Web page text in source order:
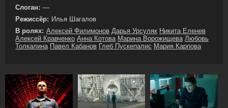
Слоган: —
Режиссёр: Илья Шагалов
В ролях: Алексей Филимонов Дарья Урсуляк Никита Еленев
Алексей Кравченко Анна Котова Марина Ворожищева Любовь
Толкалина Павел Кабанов Глеб Пускепалис Мария Карпова